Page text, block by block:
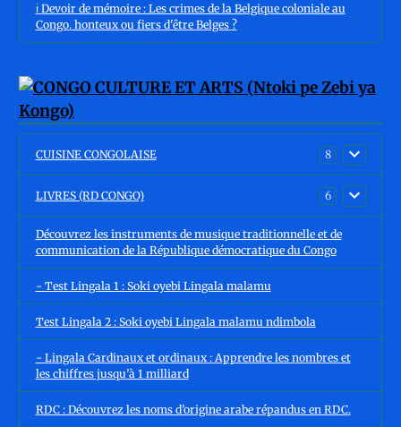
ℹ️ Devoir de mémoire : Les crimes de la Belgique coloniale au
Congo. honteux ou fiers d'être Belges ?
CUISINE CONGOLAISE 8
LIVRES (RD CONGO) 6
Découvrez les instruments de musique traditionnelle et de
communication de la République démocratique du Congo
- Test Lingala 1 : Soki oyebi Lingala malamu
Test Lingala 2 : Soki oyebi Lingala malamu ndimbola
- Lingala Cardinaux et ordinaux : Apprendre les nombres et
les chiffres jusqu’à 1 milliard
RDC : Découvrez les noms d’origine arabe répandus en RDC.